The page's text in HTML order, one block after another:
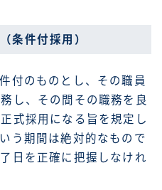
条件付採用）
付のものとし、その職員
し、その間その職務を良
式採用になる旨を規定し
う期間は絶対的なもので
日を正確に把握しなけれ